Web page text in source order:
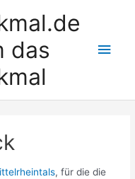
das
, für die die